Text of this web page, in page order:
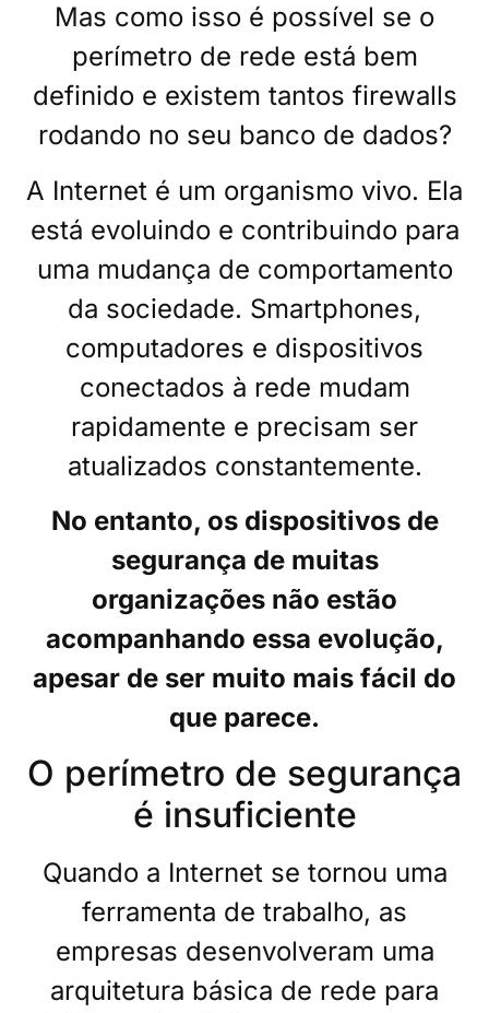
Mas como isso é possível se o
perímetro de rede está bem
definido e existem tantos firewalls
rodando no seu banco de dados?
A Internet é um organismo vivo. Ela
está evoluindo e contribuindo para
uma mudança de comportamento
da sociedade. Smartphones,
computadores e dispositivos
conectados à rede mudam
rapidamente e precisam ser
atualizados constantemente.
No entanto, os dispositivos de
segurança de muitas
organizações não estão
acompanhando essa evolução,
apesar de ser muito mais fácil do
que parece.
O perímetro de segurança
é insuficiente
Quando a Internet se tornou uma
ferramenta de trabalho, as
empresas desenvolveram uma
arquitetura básica de rede para